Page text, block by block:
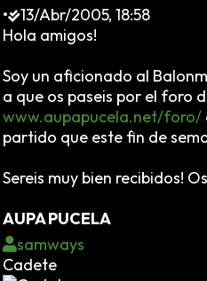
•
13/Abr/2005, 18:58
Hola amigos!
Soy un aficionado al
a que os paseis por el foro
www.aupapucela.net/foro/
partido que este fin de
Sereis muy bien recibidos!
AUPA PUCELA
samways
Cadete